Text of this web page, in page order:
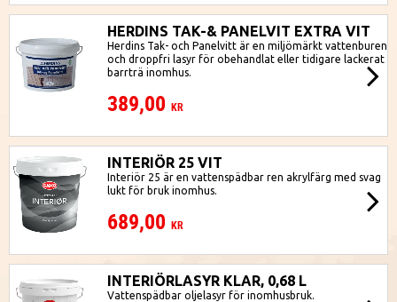
HERDINS TAK-& PANELVIT EXTRA VIT
Herdins Tak- och Panelvitt är en miljömärkt vattenburen
och droppfri lasyr för obehandlat eller tidigare lackerat
barrträ inomhus.
389,00 KR
INTERIÖR 25 VIT
Interiör 25 är en vattenspädbar ren akrylfärg med svag
lukt för bruk inomhus.
689,00 KR
INTERIÖRLASYR KLAR, 0,68 L
Vattenspädbar oljelasyr för inomhusbruk.